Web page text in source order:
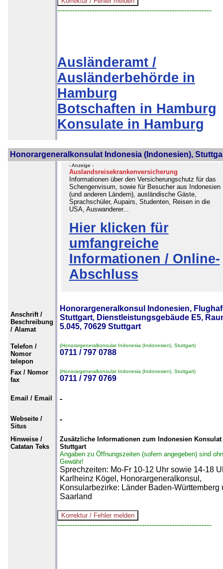
--------------------------------------------------------------
Ausländeramt /
Ausländerbehörde in
Hamburg
Botschaften in Hamburg
Konsulate in Hamburg
Honorargeneralkonsulat Indonesia (Indonesien),
- Anzeige -
Auslandsreisekrankenversicherung
Informationen über den Versicherungschutz für das
Schengenvisum, sowie für Besucher aus Indonesien
(und anderen Ländern), ausländische Gäste,
Sprachschüler, Aupairs, Studenten, Reisen in die
USA, Auswanderer...
Hier klicken für
umfangreiche
Informationen / Online-
Abschluss
Anschrift /
Beschreibung
/ Alamat
Honorargeneralkonsul Indonesien,
Stuttgart, Dienstleistungsgebäude E5,
5.045, 70629 Stuttgart
Telefon /
Nomor
telepon
(Honorargeneralkonsulat Indonesia (Indonesien), Stuttgart)
0711 / 797 0788
Fax / Nomor
fax
(Honorargeneralkonsulat Indonesia (Indonesien), Stuttgart)
0711 / 797 0769
Email / Email -
Webseite /
Situs
-
Hinweise /
Catatan Teks
Zusätzliche Informationen zum Indonesien
Stuttgart
Angaben zu Öffnungszeiten (sofern angegeben) sind
Gewähr!
Sprechzeiten: Mo-Fr 10-12 Uhr sowie 14-18
Karlheinz Kögel, Honorargeneralkonsul,
Konsularbezirke: Länder Baden-Württemberg
Saarland
--------------------------------------------------------------